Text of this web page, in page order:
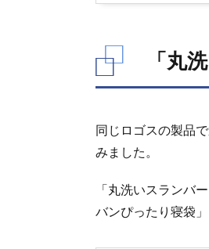
「丸
同じロゴスの製品
みました。
「丸洗いスランバ
バンぴったり寝袋